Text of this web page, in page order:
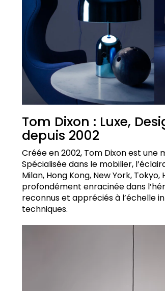
Tom Dixon : Luxe,
depuis 2002
Créée en 2002, Tom Dixon est une
Spécialisée dans le mobilier,
Milan, Hong Kong, New York,
profondément enracinée dans
reconnus et appréciés à l’échelle
techniques.